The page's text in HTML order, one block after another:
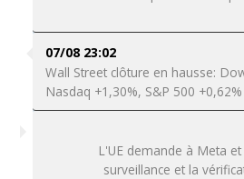
07/08 23:02
Wall Street clôture en hausse:
Nasdaq +1,30%, S&P 500 +0,62%
L'UE demande à Meta
surveillance et la